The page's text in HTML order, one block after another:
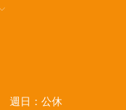
週日：公休